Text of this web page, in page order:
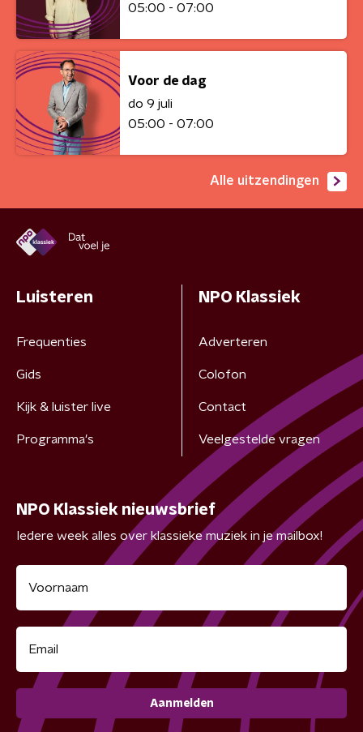
05:00 - 07:00
Voor de dag
do 9 juli
05:00 - 07:00
Alle uitzendingen
Luisteren
Frequenties
Gids
Kijk & luister live
Programma's
NPO Klassiek
Adverteren
Colofon
Contact
Veelgestelde vragen
NPO Klassiek nieuwsbrief
Iedere week alles over klassieke muziek in je mailbox!
Aanmelden